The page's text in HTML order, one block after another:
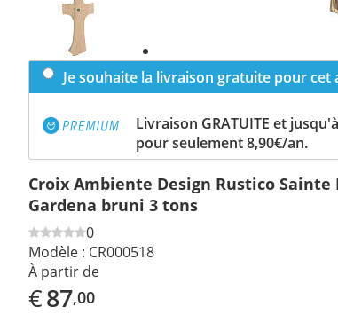
Next
slide
Je souhaite la livraison gratuite pour cet
Livraison GRATUITE et
pour seulement 8,90€/an.
Croix Ambiente Design Rustico Sainte
Gardena bruni 3 tons
0
Modèle : CR000518
À partir de
€87,00